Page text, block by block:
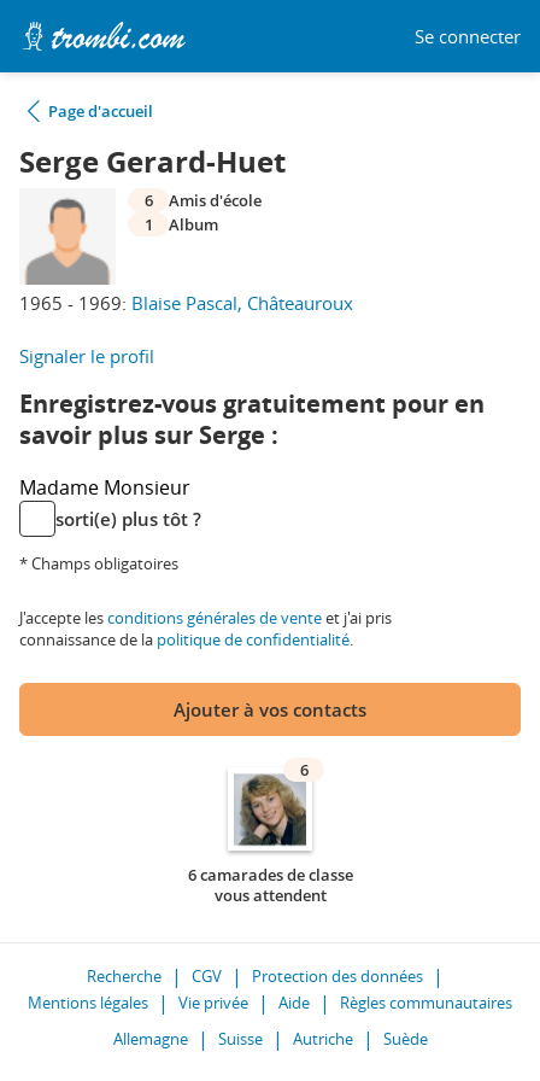
Se connecter
Page d'accueil
Serge Gerard-Huet
1965 - 1969: Blaise Pascal, Châteauroux
6
Amis d'école
1
Album
Signaler le profil
Enregistrez-vous gratuitement pour en
savoir plus sur Serge :
Madame Monsieur
sorti(e) plus tôt ?
* Champs obligatoires
J'accepte lesconditions générales de venteet j'ai pris
connaissance de la politique de confidentialité.
Ajouter à vos contacts
6
6 camarades de classe
vous attendent
Recherche CGV
Protection des données
Mentions légales
Vie privée Aide
Règles communautaires
Allemagne
Suisse Autriche Suède